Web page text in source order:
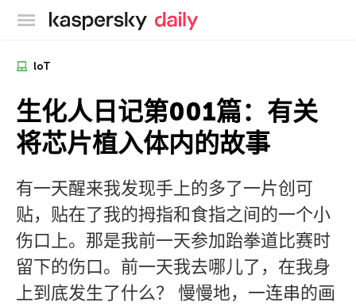
卡巴斯基官方博客
loT
生化人日记第001篇：有关
将芯片植入体内的故事
有一天醒来我发现手上的多了一片创可
贴，贴在了我的拇指和食指之间的一个小
伤口上。那是我前一天参加跆拳道比赛时
留下的伤口。前一天我去哪儿了，在我身
上到底发生了什么？ 慢慢地，一连串的画